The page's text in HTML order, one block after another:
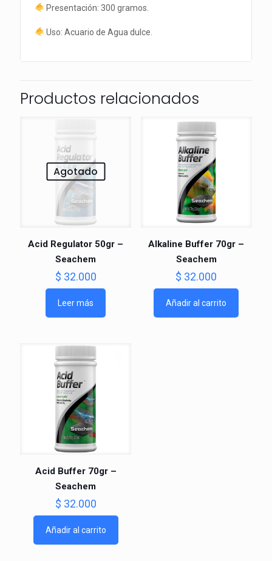
Presentación: 300 gramos.
Uso: Acuario de Agua dulce.
Productos relacionados
Agotado
Acid Regulator 50gr –
Seachem
$ 32.000
Leer más
Alkaline Buffer 70gr –
Seachem
$ 32.000
Añadir al carrito
Acid Buffer 70gr –
Seachem
$ 32.000
Añadir al carrito